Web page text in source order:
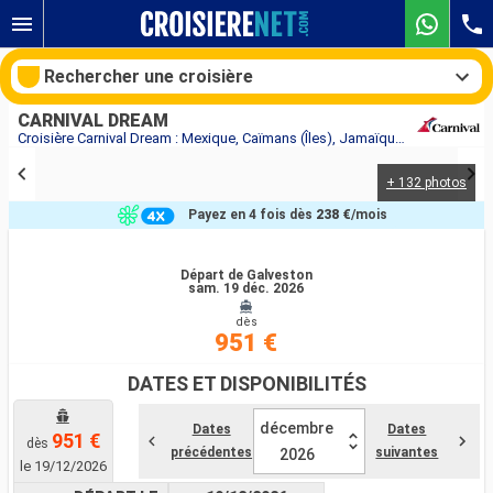
Croisière Carnival Dream : Mexique, Caïmans (Îles), Jamaïque, États-Unis au départ de Galveston
CARNIVAL DREAM
+ 132 photos
Départ de Galveston
sam. 19 déc. 2026
dès
951 €
Payez en 4 fois dès 238 €/mois
DATES ET DISPONIBILITÉS
dès 951 €
le 19/12/2026
Dates
précédentes
décembre
2026
Dates
suivantes
Rechercher une croisière
Nos destinations
Compagnies
Rechercher